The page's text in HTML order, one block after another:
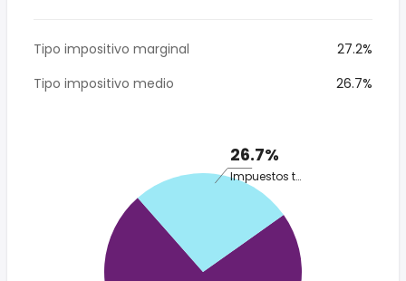
Tipo impositivo marginal
27.2%
Tipo impositivo medio
26.7%
26.7%
Impuestos totales